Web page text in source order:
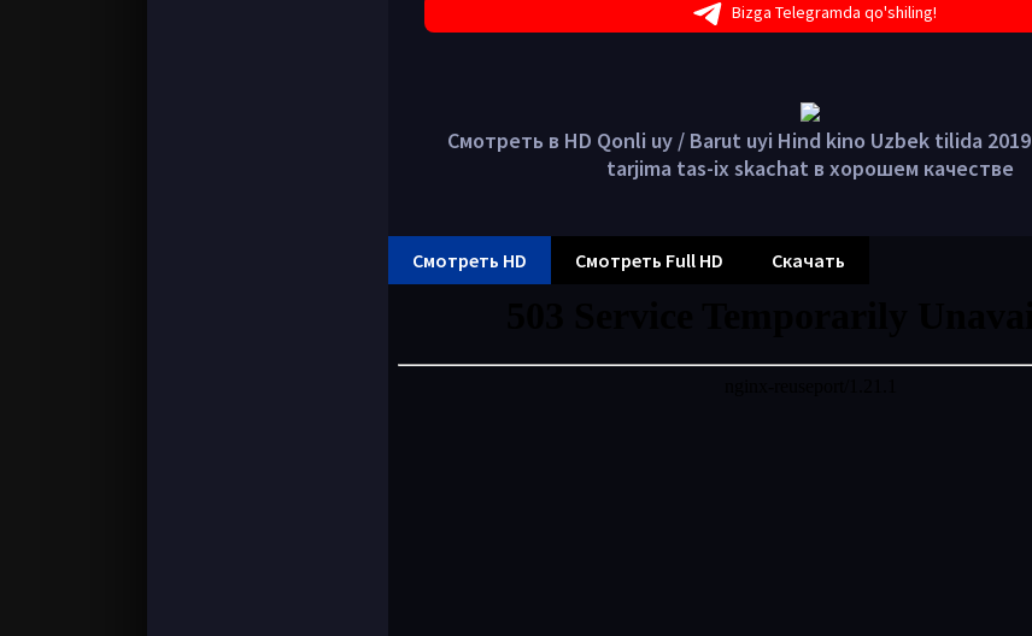
Bizga Telegramda qo'shiling!
Смотреть в HD Qonli uy / Barut uyi Hind kino Uzbek tilida
tarjima tas-ix skachat в хорошем качестве
Смотреть HD Смотреть Full HD Скачать